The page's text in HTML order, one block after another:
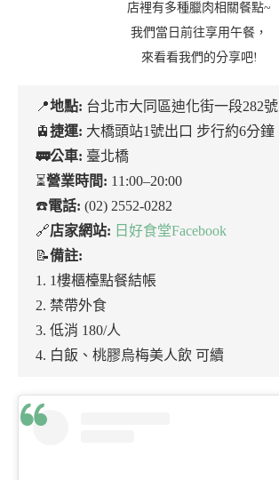
店裡有多種臘肉相關餐點~
我們當日前往享用午餐，
來看看我們的分享吧!
📍地點: 台北市大同區迪化街一段282號
🚊捷運: 大橋頭站1號出口 步行約6分鐘
🚃公車: 臺北橋
⏳營業時間: 11:00–20:00
☎️電話: (02) 2552-0282
🔗店家網站: 日好食堂Facebook
📝備註:
1. 1樓櫃檯點餐結帳
2. 禁帶外食
3. 低消 180/人
4. 白飯、桃膠烏梅美人飲 可續